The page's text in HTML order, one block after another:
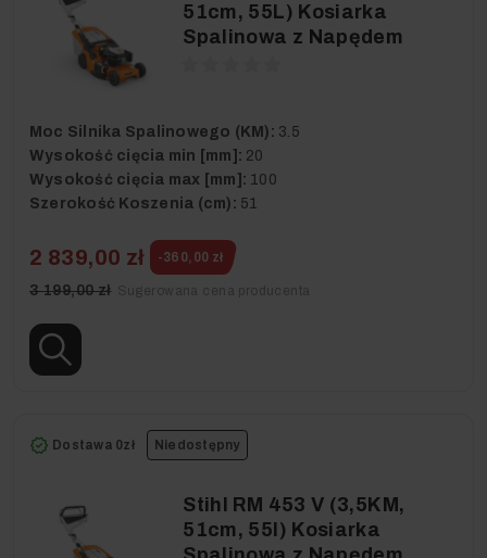
51cm, 55L) Kosiarka
Spalinowa z Napędem
Moc Silnika Spalinowego (KM): 3.5
Wysokość cięcia min [mm]: 20
Wysokość cięcia max [mm]: 100
Szerokość Koszenia (cm): 51
2 839,00 zł -360,00 zł
3 199,00 zł
Niedostępny
Dostawa 0zł
Stihl RM 453 V (3,5KM,
51cm, 55l) Kosiarka